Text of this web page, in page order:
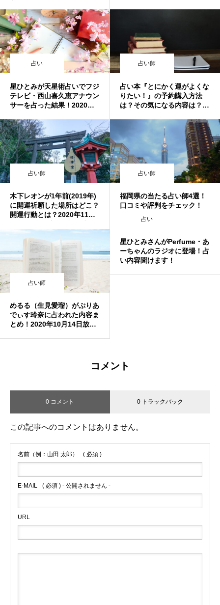
占い
星ひとみが天星術占いでフジ
テレビ・西山喜久恵アナウン
サーを占った結果！2020年1
占ってもいいですか？
占い師
占い本『とにかく運がよくな
りたい！』の予約購入方法
は？その気になる内容は？ #
占い師
木下レオンが1年前(2019年)
に開運祈願した場所はどこ？
開運行動とは？2020年11月1
てもいいですか？
占い師
福岡県の当たる占い師4選！
口コミや評判をチェック！
占い師
めるる（生見愛瑠）がぷりあ
でぃす玲奈に占われた内容ま
とめ！2020年10月14日放送
占い
星ひとみさんがPerfume・あ
ーちゃんのラジオに登場！占
い内容聞けます！
コメント
0 コメント 0 トラックバック
この記事へのコメントはありません。
名前（例：山田 太郎） ( 必須 )
E-MAIL ( 必須 ) - 公開されません -
URL